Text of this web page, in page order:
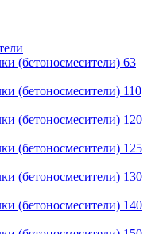
(бетоносмесители) 63
(бетоносмесители) 110
(бетоносмесители) 120
(бетоносмесители) 125
(бетоносмесители) 130
(бетоносмесители) 140